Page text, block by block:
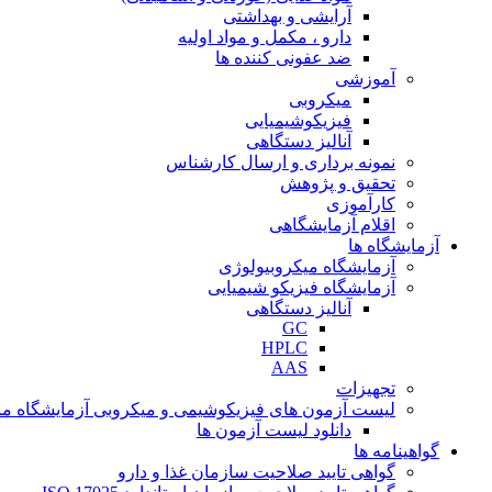
آرایشی و بهداشتی
دارو ، مکمل و مواد اولیه
ضد عفونی کننده ها
آموزشی
میکروبی
فیزیکوشیمیایی
آنالیز دستگاهی
نمونه برداری و ارسال کارشناس
تحقیق و پژوهش
کارآموزی
اقلام آزمایشگاهی
آزمایشگاه ها
آزمایشگاه میکروبیولوژی
آزمایشگاه فیزیکو شیمیایی
آنالیز دستگاهی
GC
HPLC
AAS
تجهیزات
لیست آزمون های فیزیکوشیمی و میکروبی آزمایشگاه
دانلود لیست آزمون ها
گواهینامه ها
گواهی تایید صلاحیت سازمان غذا و دارو